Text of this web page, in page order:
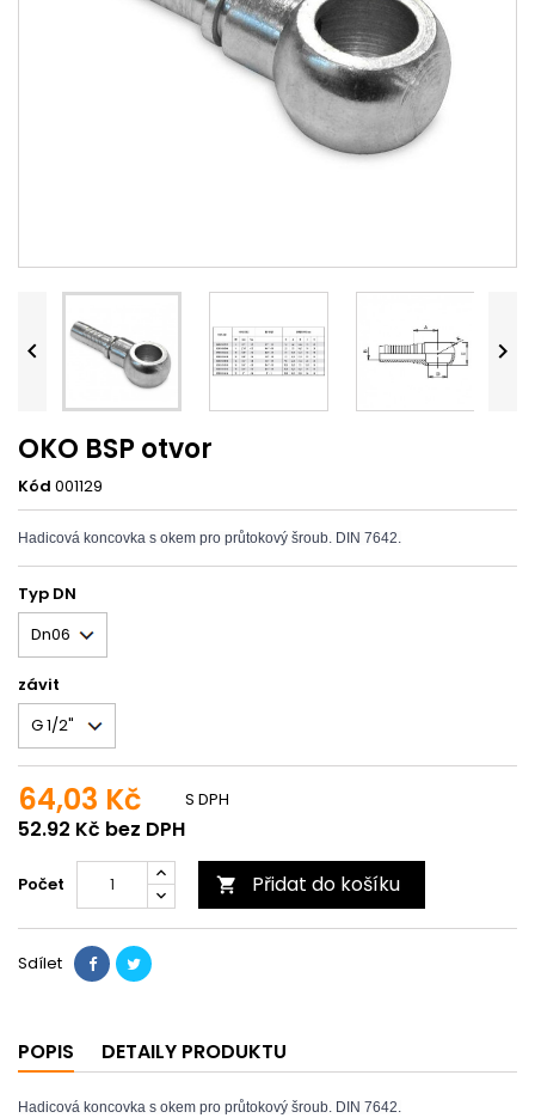
 
OKO BSP otvor
Kód 001129
Hadicová koncovka s okem pro průtokový šroub. DIN 7642.
Typ DN
závit
64,03 Kč
52.92 Kč bez DPH
S DPH
Počet  Přidat do košíku
Sdílet
POPIS DETAILY PRODUKTU
Hadicová koncovka s okem pro průtokový šroub. DIN 7642.